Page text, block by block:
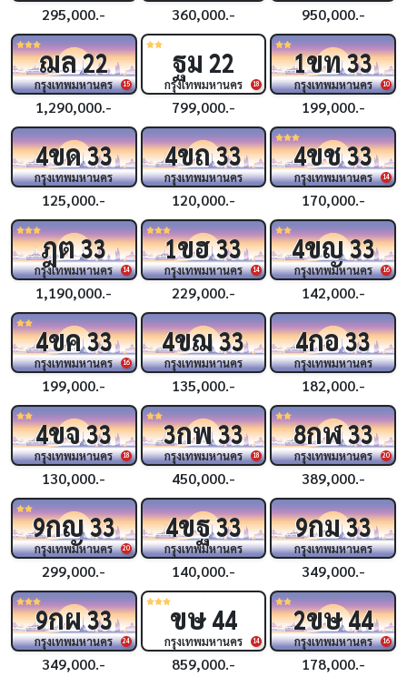
295,000.- 360,000.- 950,000.-
15
ฌล22
กรุงเทพมหานคร
1,290,000.-
18
ฐม 22
กรุงเทพมหานคร
799,000.-
10
1ขท33
กรุงเทพมหานคร
199,000.-
4ขด33
กรุงเทพมหานคร
125,000.-
4ขถ33
กรุงเทพมหานคร
120,000.-
14
4ขช33
กรุงเทพมหานคร
170,000.-
14
ฎต33
กรุงเทพมหานคร
1,190,000.-
14
1ขฮ33
กรุงเทพมหานคร
229,000.-
16
4ขญ33
กรุงเทพมหานคร
142,000.-
16
4ขค33
กรุงเทพมหานคร
199,000.-
4ขฌ33
กรุงเทพมหานคร
135,000.-
4กอ33
กรุงเทพมหานคร
182,000.-
18
4ขจ33
กรุงเทพมหานคร
130,000.-
18
3กพ33
กรุงเทพมหานคร
450,000.-
20
8กฬ33
กรุงเทพมหานคร
389,000.-
20
9กญ33
กรุงเทพมหานคร
299,000.-
4ขฐ33
กรุงเทพมหานคร
140,000.-
9กม33
กรุงเทพมหานคร
349,000.-
24
9กผ33
กรุงเทพมหานคร
349,000.-
14
ขษ44
กรุงเทพมหานคร
859,000.-
16
2ขษ44
กรุงเทพมหานคร
178,000.-